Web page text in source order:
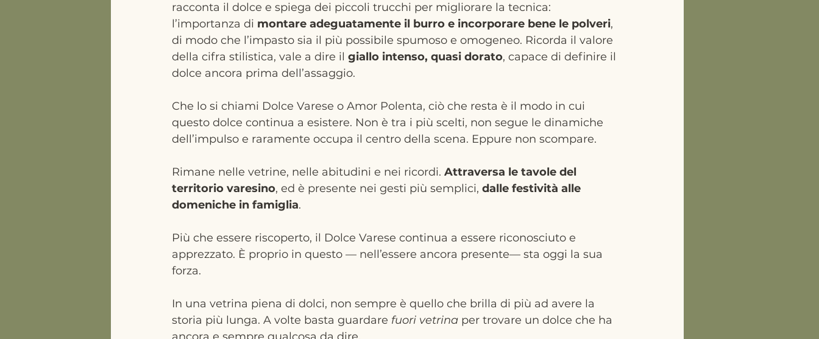
racconta il dolce e spiega dei piccoli trucchi per migliorare la tecnica:
l’importanza di montare adeguatamente il burro e incorporare bene le polveri,
di modo che l’impasto sia il più possibile spumoso e omogeneo. Ricorda il valore
della cifra stilistica, vale a dire il giallo intenso, quasi dorato, capace di definire il
dolce ancora prima dell’assaggio.
Che lo si chiami Dolce Varese o Amor Polenta, ciò che resta è il modo in cui
questo dolce continua a esistere. Non è tra i più scelti, non segue le dinamiche
dell’impulso e raramente occupa il centro della scena. Eppure non scompare.
Rimane nelle vetrine, nelle abitudini e nei ricordi. Attraversa le tavole del
territorio varesino, ed è presente nei gesti più semplici, dalle festività alle
domeniche in famiglia.
Più che essere riscoperto, il Dolce Varese continua a essere riconosciuto e
apprezzato. È proprio in questo — nell’essere ancora presente— sta oggi la sua
forza.
In una vetrina piena di dolci, non sempre è quello che brilla di più ad avere la
storia più lunga. A volte basta guardare fuori vetrina per trovare un dolce che ha